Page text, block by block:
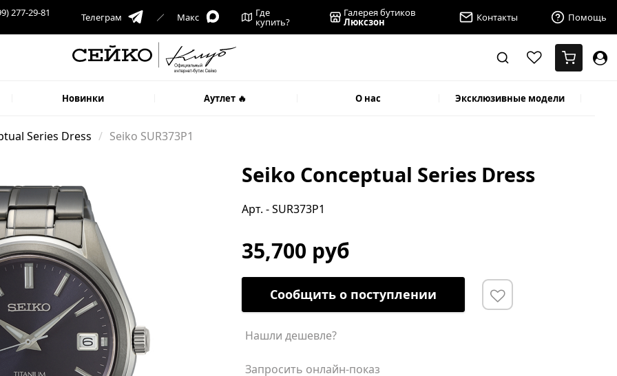
277-29-81 Телеграм Макс Где
купить?
Галерея бутиков
Люксзон Контакты Помощь
Новинки Аутлет 🔥 О нас Эксклюзивные модели
Series Dress Seiko SUR373P1
Seiko Conceptual Series Dress
Арт. - SUR373P1
35,700 руб
Сообщить о поступлении
Нашли дешевле?
Запросить онлайн-показ